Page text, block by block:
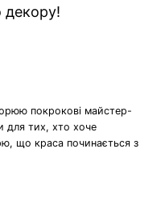
декору!
покрокові майстер-
для тих, хто хоче
що краса починається з